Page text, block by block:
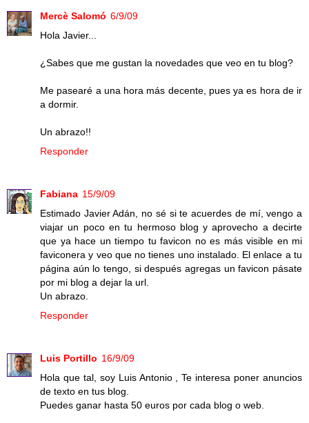
Mercè Salomó 6/9/09
Hola Javier...
¿Sabes que me gustan la novedades que veo en tu blog?
Me pasearé a una hora más decente, pues ya es hora de ir
a dormir.
Un abrazo!!
Responder
Fabiana 15/9/09
Estimado Javier Adán, no sé si te acuerdes de mí, vengo a
viajar un poco en tu hermoso blog y aprovecho a decirte
que ya hace un tiempo tu favicon no es más visible en mi
faviconera y veo que no tienes uno instalado. El enlace a tu
página aún lo tengo, si después agregas un favicon pásate
por mi blog a dejar la url.
Un abrazo.
Responder
Luis Portillo 16/9/09
Hola que tal, soy Luis Antonio , Te interesa poner anuncios
de texto en tus blog.
Puedes ganar hasta 50 euros por cada blog o web.